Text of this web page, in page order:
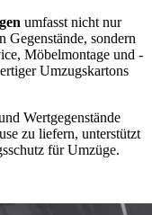
umfasst nicht nur
Gegenstände, sondern
Möbelmontage und -
Umzugskartons
Wertgegenstände
zu liefern, unterstützt
für Umzüge.